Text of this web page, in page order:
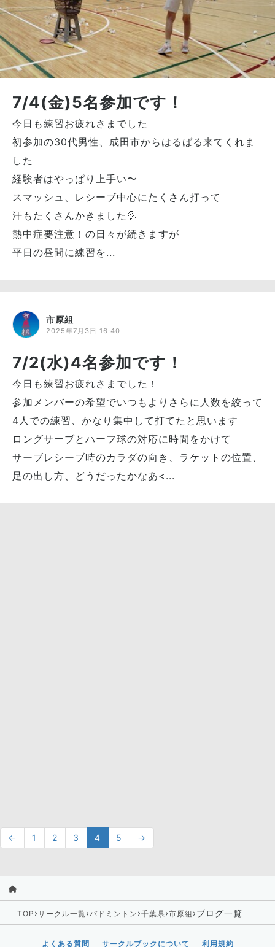
7/4(金)5名参加です！
今日も練習お疲れさまでした
初参加の30代男性、成田市からはるばる来てくれま
した
経験者はやっぱり上手い〜
スマッシュ、レシーブ中心にたくさん打って
汗もたくさんかきました💦
熱中症要注意！の日々が続きますが
平日の昼間に練習を...
市原組
2025年7月3日 16:40
7/2(水)4名参加です！
今日も練習お疲れさまでした！
参加メンバーの希望でいつもよりさらに人数を絞って
4人での練習、かなり集中して打てたと思います
ロングサーブとハーフ球の対応に時間をかけて
サーブレシーブ時のカラダの向き、ラケットの位置、
足の出し方、どうだったかなあ<...
← 1 2 3 4 5 →
TOP ›サークル一覧›バドミントン ›千葉県›市原組 ›ブログ一覧
よくある質問 サークルブックについて 利用規約